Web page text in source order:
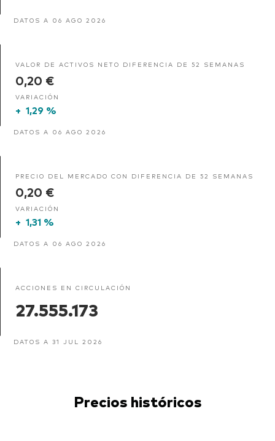
DATOS A 06 AGO 2026
VALOR DE ACTIVOS NETO DIFERENCIA DE 52 SEMANAS
0,20 €
VARIACIÓN
+ 1,29 %
DATOS A 06 AGO 2026
PRECIO DEL MERCADO CON DIFERENCIA DE 52 SEMANAS
0,20 €
VARIACIÓN
+ 1,31 %
DATOS A 06 AGO 2026
ACCIONES EN CIRCULACIÓN
27.555.173
DATOS A 31 JUL 2026
Precios históricos